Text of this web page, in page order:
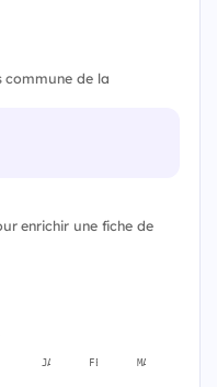
commune de la
enrichir une fiche de
JANV. FÉVR. MARS